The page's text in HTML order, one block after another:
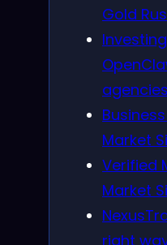
Gold
agencies
Market
Verified
Market
right